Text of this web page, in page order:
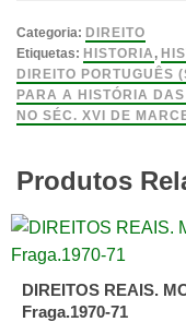
do
Direito
Português
(Sécs.
seguida
de
Subsídios
a
Categoria: DIREITO
Etiquetas: HISTORIA ,
DIREITO PORTUGUÊS
PARA A HISTÓRIA
NO SÉC. XVI DE
Produtos
DIREITOS REAIS.
Fraga.1970-71